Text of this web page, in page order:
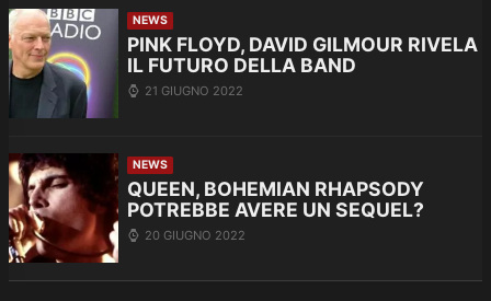
NEWS
PINK FLOYD, DAVID GILMOUR RIVELA
IL FUTURO DELLA BAND
21 GIUGNO 2022
NEWS
QUEEN, BOHEMIAN RHAPSODY
POTREBBE AVERE UN SEQUEL?
20 GIUGNO 2022